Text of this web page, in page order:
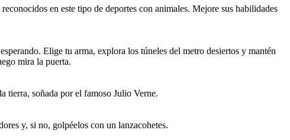
en este tipo de deportes con animales. Mejore sus habilidades
Elige tu arma, explora los túneles del metro desiertos y mantén
mira la puerta.
tierra, soñada por el famoso Julio Verne.
y, si no, golpéelos con un lanzacohetes.